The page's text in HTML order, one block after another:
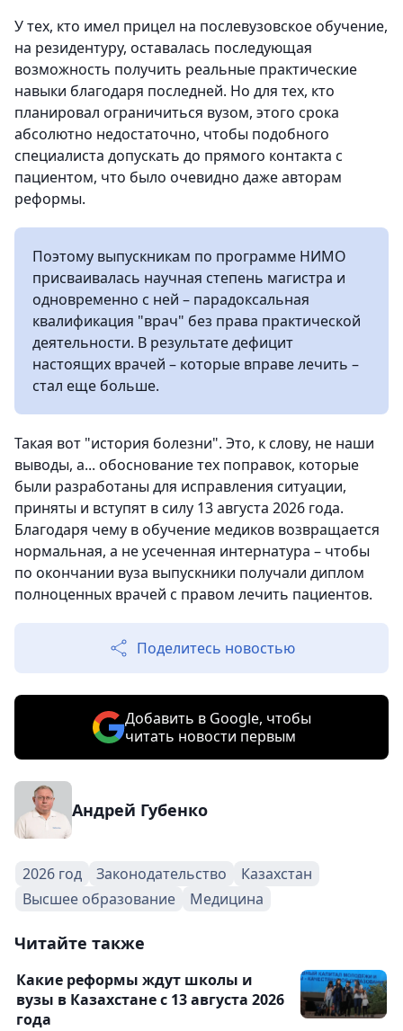
У тех, кто имел прицел на послевузовское обучение,
на резидентуру, оставалась последующая
возможность получить реальные практические
навыки благодаря последней. Но для тех, кто
планировал ограничиться вузом, этого срока
абсолютно недостаточно, чтобы подобного
специалиста допускать до прямого контакта с
пациентом, что было очевидно даже авторам
реформы.
Поэтому выпускникам по программе НИМО
присваивалась научная степень магистра и
одновременно с ней – парадоксальная
квалификация "врач" без права практической
деятельности. В результате дефицит
настоящих врачей – которые вправе лечить –
стал еще больше.
Такая вот "история болезни". Это, к слову, не наши
выводы, а... обоснование тех поправок, которые
были разработаны для исправления ситуации,
приняты и вступят в силу 13 августа 2026 года.
Благодаря чему в обучение медиков возвращается
нормальная, а не усеченная интернатура – чтобы
по окончании вуза выпускники получали диплом
полноценных врачей с правом лечить пациентов.
Поделитесь новостью
Добавить в Google, чтобы
читать новости первым
Андрей Губенко
2026 год Законодательство
Казахстан
Высшее образование
Медицина
Читайте также
Какие реформы ждут школы и
вузы в Казахстане с 13 августа 2026
года